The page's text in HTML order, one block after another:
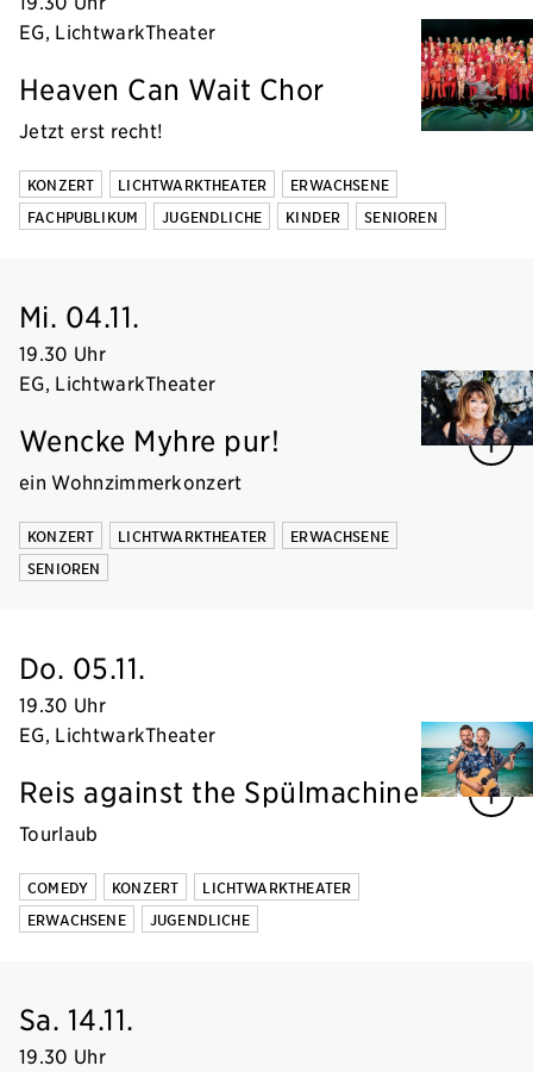
EG, LichtwarkTheater
Heaven Can Wait Chor
Jetzt erst recht!
KONZERT LICHTWARKTHEATER
ERWACHSENE
FACHPUBLIKUM
JUGENDLICHE KINDER SENIOREN
Mi. 04.11.
19.30 Uhr
EG, LichtwarkTheater
Wencke Myhre pur!
ein Wohnzimmerkonzert
KONZERT LICHTWARKTHEATER
ERWACHSENE
SENIOREN
Do. 05.11.
19.30 Uhr
EG, LichtwarkTheater
Reis against the Spülmachine
Tourlaub
COMEDY KONZERT
LICHTWARKTHEATER
ERWACHSENE
JUGENDLICHE
Sa. 14.11.
19.30 Uhr